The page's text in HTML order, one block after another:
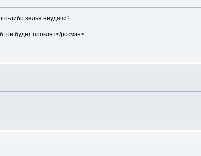
либо зелья неудачи?
он будет проклят</росмэн>